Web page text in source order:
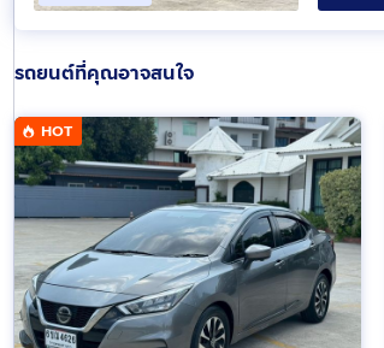
รถยนต์ที่คุณอาจสนใจ
HOT